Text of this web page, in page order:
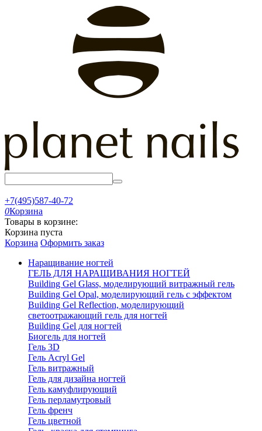
+7(495)587-40-72
0Корзина
Товары в корзине:
Корзина пуста
Корзина Оформить заказ
Наращивание ногтей
ГЕЛЬ ДЛЯ НАРАЩИВАНИЯ НОГТЕЙ
Building Gel Glass, моделирующий витражный гель
Building Gel Opal, моделирующий гель с эффектом
Building Gel Reflection, моделирующий
светоотражающий гель для ногтей
Building Gel для ногтей
Биогель для ногтей
Гель 3D
Гель Acryl Gel
Гель витражный
Гель для дизайна ногтей
Гель камуфлирующий
Гель перламутровый
Гель френч
Гель цветной